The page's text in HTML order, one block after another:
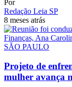
Por
Redação Leia SP
8 meses atrás
SÃO PAULO
Projeto de
mulher avança